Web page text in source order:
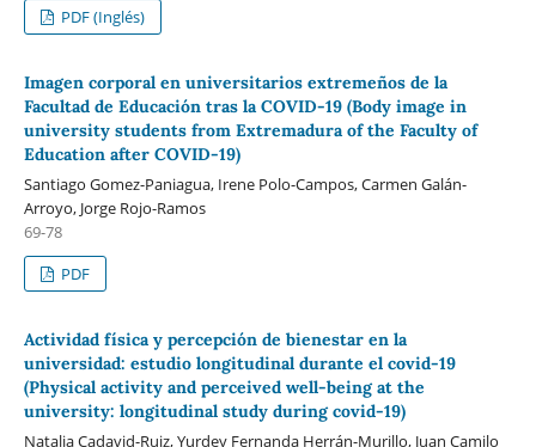
PDF (Inglés)
Imagen corporal en universitarios extremeños de la
Facultad de Educación tras la COVID-19 (Body image in
university students from Extremadura of the Faculty of
Education after COVID-19)
Santiago Gomez-Paniagua, Irene Polo-Campos, Carmen Galán-
Arroyo, Jorge Rojo-Ramos
69-78
PDF
Actividad física y percepción de bienestar en la
universidad: estudio longitudinal durante el covid-19
(Physical activity and perceived well-being at the
university: longitudinal study during covid-19)
Natalia Cadavid-Ruiz, Yurdey Fernanda Herrán-Murillo, Juan Camilo